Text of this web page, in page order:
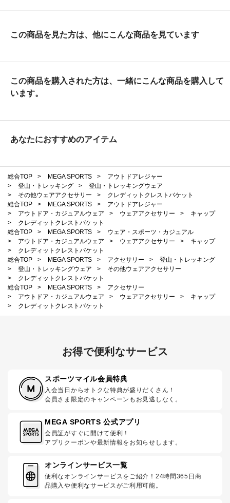
この商品を見た方は、他にこんな商品を見ています
この商品を購入された方は、一緒にこんな商品を購入して
います。
あなたにおすすめのアイテム
総合TOP > MEGA SPORTS >
アウトドアレジャー
>
登山・トレッキング >
登山・トレッキングウェア
>
その他ウェアアクセサリー >
クレディットクレストバケット
総合TOP
> MEGA SPORTS >
アウトドアレジャー
>
アウトドア・カジュアルウェア > ウェアアクセサリー >
キャップ
>
クレディットクレストバケット
総合TOP
> MEGA SPORTS >
ウェア・スポーツ・カジュアル
>
アウトドア・カジュアルウェア > ウェアアクセサリー >
キャップ
>
クレディットクレストバケット
総合TOP
> MEGA SPORTS > アクセサリー >
登山・トレッキング
>
登山・トレッキングウェア >
その他ウェアアクセサリー
>
クレディットクレストバケット
総合TOP
> MEGA SPORTS >
アクセサリー
>
アウトドア・カジュアルウェア > ウェアアクセサリー >
キャップ
>
クレディットクレストバケット
お得で便利なサービス
スポーツマイル会員特典
入会当日からオトクな特典が盛りだくさん！
会員さま限定のキャンペーンもお見逃しなく。
MEGA SPORTS 公式アプリ
会員証がすぐに開けて便利！
アプリクーポンや最新情報をお知らせします。
オンラインサービス一覧
便利なオンラインサービスをご紹介！24時間365日商
品購入や便利なサービスがご利用可能。